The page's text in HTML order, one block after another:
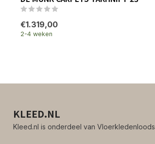
€1.319,00
2-4 weken
KLEED.NL
Kleed.nl is onderdeel van Vloerkledenloods